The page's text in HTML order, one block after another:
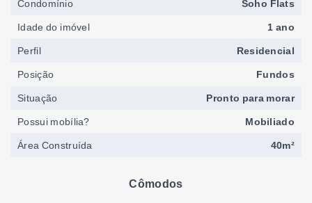
Cômodos
Condomínio Soho Flats
Idade do imóvel 1 ano
Perfil Residencial
Posição Fundos
Situação Pronto para morar
Possui mobília? Mobiliado
Área Construída 40m²